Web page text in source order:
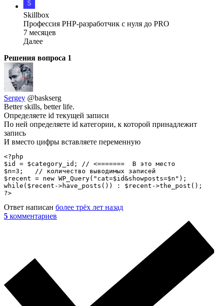
Skillbox
Профессия PHP-разработчик с нуля до PRO
7 месяцев
Далее
Решения вопроса 1
Sergey @baskserg
Better skills, better life.
Определяете id текущей записи
По ней определяете id категории, к которой принадлежит
запись
И вместо цифры вставляете переменную
<?php
$id = $category_id; // <=======  В это место
$n=3;   // количество выводимых записей
$recent = new WP_Query("cat=$id&showposts=$n");
while($recent->have_posts()) : $recent->the_post();
?>
Ответ написан более трёх лет назад
5 комментариев